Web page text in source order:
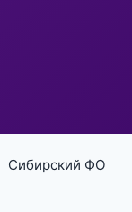
Сибирский ФО